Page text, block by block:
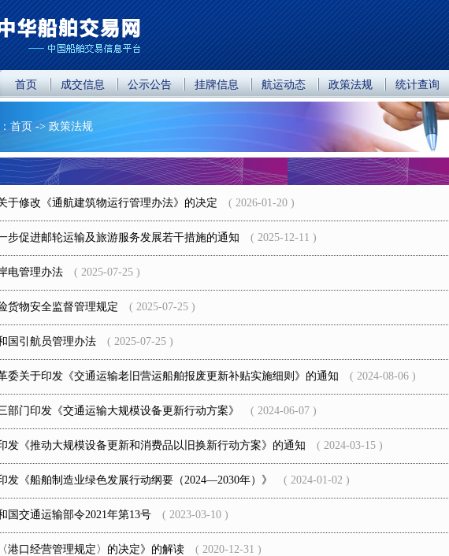
首页 成交信息 公示公告 挂牌信息 航运动态 政策法规 统计查询
首页 -> 政策法规
于修改《通航建筑物运行管理办法》的决定 ( 2026-01-20 )
步促进邮轮运输及旅游服务发展若干措施的通知 ( 2025-12-11 )
电管理办法( 2025-07-25 )
货物安全监督管理规定 ( 2025-07-25 )
国引航员管理办法( 2025-07-25 )
委关于印发《交通运输老旧营运船舶报废更新补贴实施细则》的通知 ( 2024-08-06 )
部门印发《交通运输大规模设备更新行动方案》 ( 2024-06-07 )
发《推动大规模设备更新和消费品以旧换新行动方案》的通知 ( 2024-03-15 )
发《船舶制造业绿色发展行动纲要（2024—2030年）》 ( 2024-01-02 )
国交通运输部令2021年第13号( 2023-03-10 )
港口经营管理规定〉的决定》的解读( 2020-12-31 )